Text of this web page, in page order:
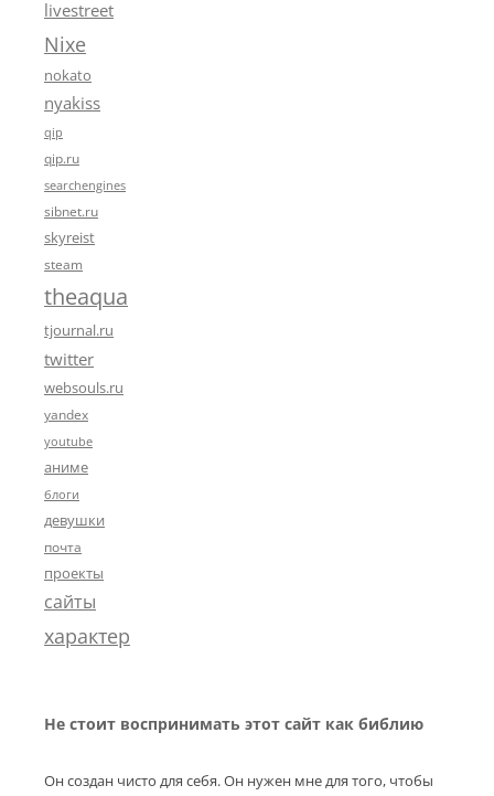
livestreet
Nixe
nokato
nyakiss
qip
qip.ru
searchengines
sibnet.ru
skyreist
steam
theaqua
tjournal.ru
twitter
websouls.ru
yandex
youtube
аниме
блоги
девушки
почта
проекты
сайты
характер
Не стоит воспринимать этот сайт как библию
Он создан чисто для себя. Он нужен мне для того, чтобы